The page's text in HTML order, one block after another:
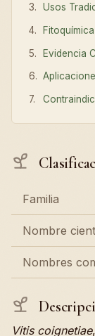
Usos
Fitoquímica
Evidencia
Familia
Nombre
Nombres
Vitis coignetiae